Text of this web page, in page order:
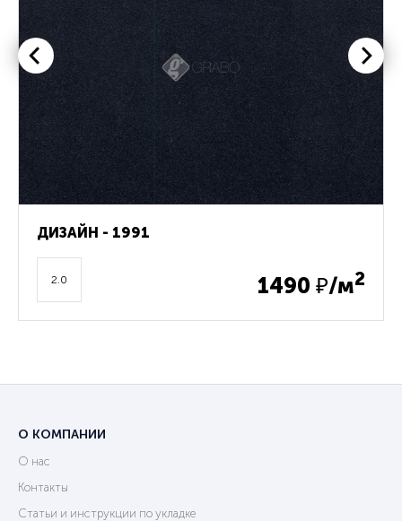
ДИЗАЙН - 1991
2.0 1490 ₽/м2
О КОМПАНИИ
О нас
Контакты
Статьи и инструкции по укладке